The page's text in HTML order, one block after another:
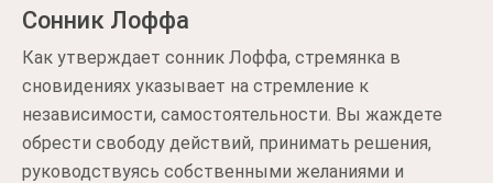
Сонник Лоффа
Как утверждает сонник Лоффа, стремянка в
сновидениях указывает на стремление к
независимости, самостоятельности. Вы жаждете
обрести свободу действий, принимать решения,
руководствуясь собственными желаниями и